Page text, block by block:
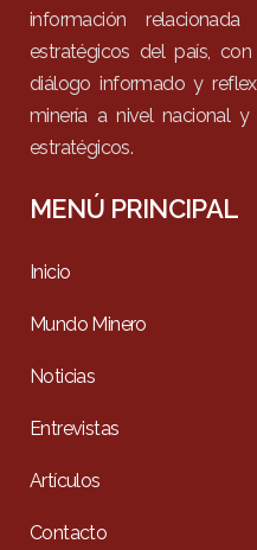
información
estratégicos del país,
diálogo informado y
minería a nivel nacional
estratégicos.
MENÚ PRINCIPAL
Inicio
Mundo Minero
Noticias
Entrevistas
Artículos
Contacto